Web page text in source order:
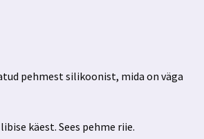
pehmest silikoonist, mida on väga
käest. Sees pehme riie.